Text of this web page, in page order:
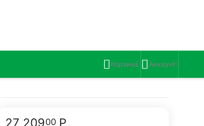
Корзина Аккаунт
27 20900 Р